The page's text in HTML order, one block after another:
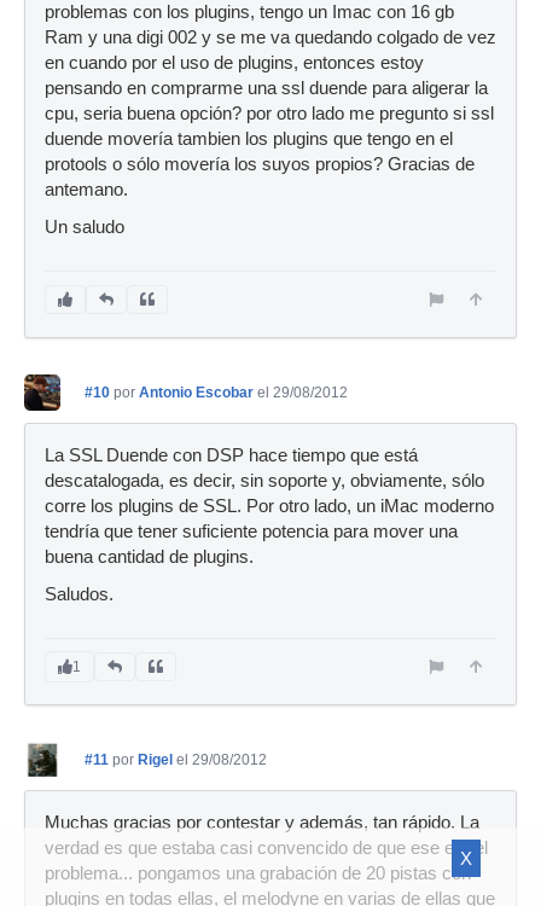
problemas con los plugins, tengo un Imac con 16 gb
Ram y una digi 002 y se me va quedando colgado de vez
en cuando por el uso de plugins, entonces estoy
pensando en comprarme una ssl duende para aligerar la
cpu, seria buena opción? por otro lado me pregunto si ssl
duende movería tambien los plugins que tengo en el
protools o sólo movería los suyos propios? Gracias de
antemano.
Un saludo
#10 por Antonio Escobar el 29/08/2012
La SSL Duende con DSP hace tiempo que está
descatalogada, es decir, sin soporte y, obviamente, sólo
corre los plugins de SSL. Por otro lado, un iMac moderno
tendría que tener suficiente potencia para mover una
buena cantidad de plugins.
Saludos.
1
#11 por Rigel el 29/08/2012
Muchas gracias por contestar y además, tan rápido. La
verdad es que estaba casi convencido de que ese era el
problema... pongamos una grabación de 20 pistas con
plugins en todas ellas, el melodyne en varias de ellas que
X